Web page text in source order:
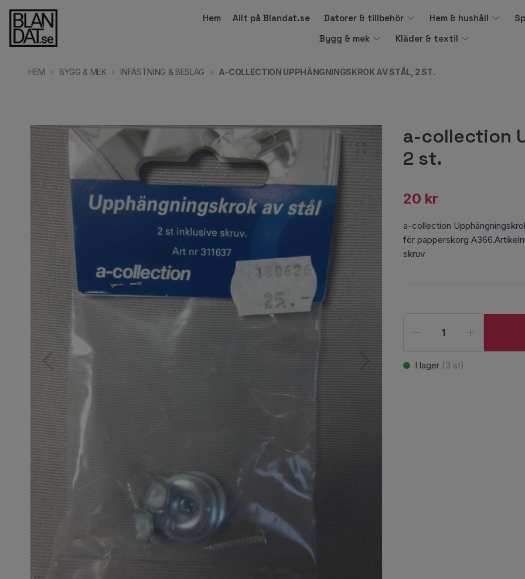
Hem Allt på Blandat.se Datorer & tillbehör Hem & hushåll
Bygg & mek
Kläder & textil
HEM BYGG & MEK INFÄSTNING & BESLAG A-COLLECTION UPPHÄNGNINGSKROK AV STÅL, 2 ST.
a-collection
2 st.
20 kr
a-collection
för papperskorg
skruv
I lager (3 st)